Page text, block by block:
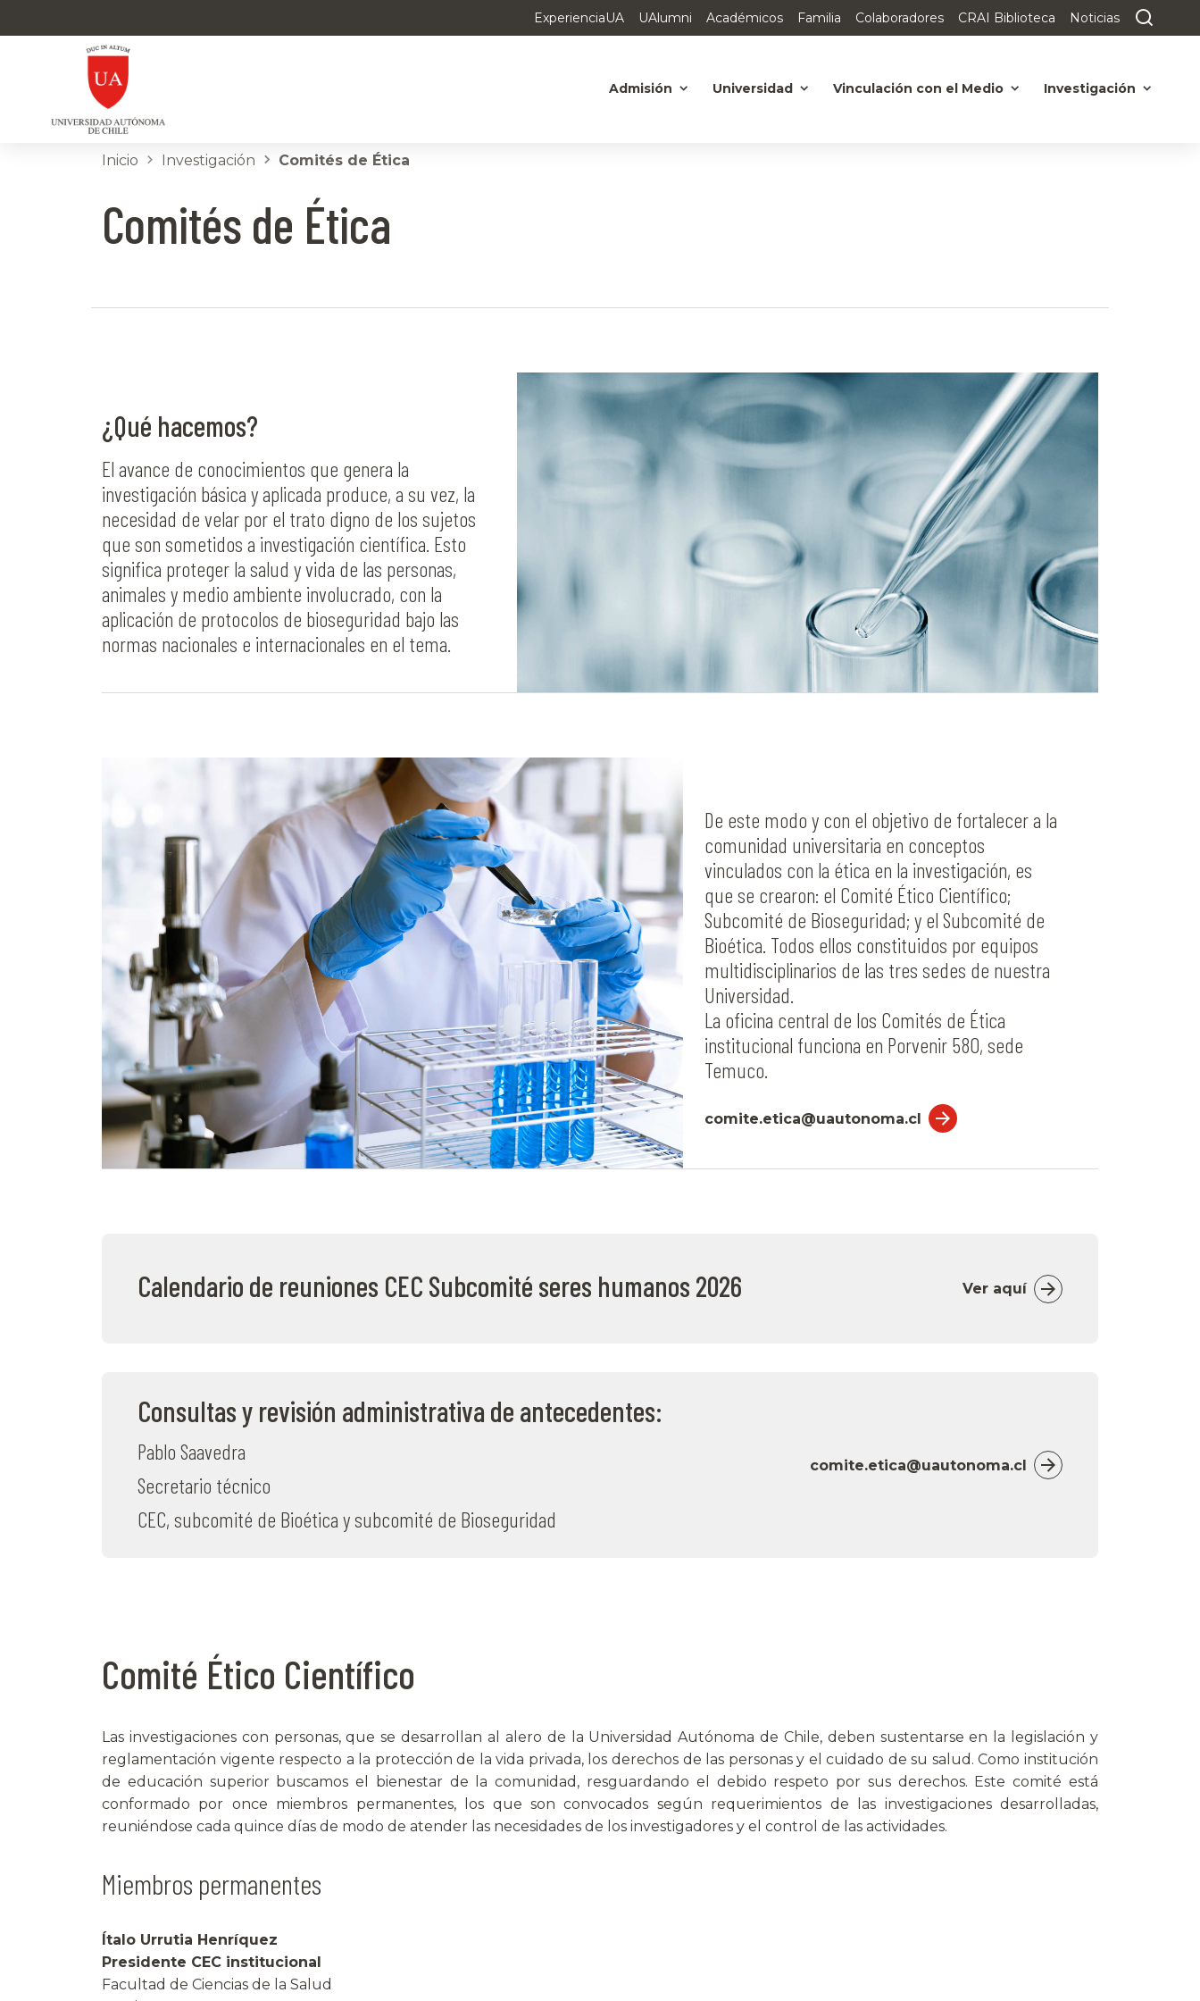
ExperienciaUA UAlumni Académicos Familia Colaboradores CRAI Biblioteca Noticias
Admisión Universidad Vinculación con el Medio Investigación
Inicio Investigación Comités de Ética
Comités de Ética
¿Qué hacemos?
El avance de conocimientos que genera la
investigación básica y aplicada produce, a su vez, la
necesidad de velar por el trato digno de los sujetos
que son sometidos a investigación científica. Esto
significa proteger la salud y vida de las personas,
animales y medio ambiente involucrado, con la
aplicación de protocolos de bioseguridad bajo las
normas nacionales e internacionales en el tema.
De este modo y con el objetivo de fortalecer a la
comunidad universitaria en conceptos
vinculados con la ética en la investigación, es
que se crearon: el Comité Ético Científico;
Subcomité de Bioseguridad; y el Subcomité de
Bioética. Todos ellos constituidos por equipos
multidisciplinarios de las tres sedes de nuestra
Universidad.
La oficina central de los Comités de Ética
institucional funciona en Porvenir 580, sede
Temuco.
comite.etica@uautonoma.cl
Calendario de reuniones CEC Subcomité seres humanos 2026 Ver aquí
Consultas y revisión administrativa de antecedentes:
Pablo Saavedra
Secretario técnico
CEC, subcomité de Bioética y subcomité de Bioseguridad
comite.etica@uautonoma.cl
Comité Ético Científico
Las investigaciones con personas, que se desarrollan al alero de la Universidad Autónoma de Chile, deben sustentarse en la legislación y
reglamentación vigente respecto a la protección de la vida privada, los derechos de las personas y el cuidado de su salud. Como institución
de educación superior buscamos el bienestar de la comunidad, resguardando el debido respeto por sus derechos. Este comité está
conformado por once miembros permanentes, los que son convocados según requerimientos de las investigaciones desarrolladas,
reuniéndose cada quince días de modo de atender las necesidades de los investigadores y el control de las actividades.
Miembros permanentes
Ítalo Urrutia Henríquez
Presidente CEC institucional
Facultad de Ciencias de la Salud